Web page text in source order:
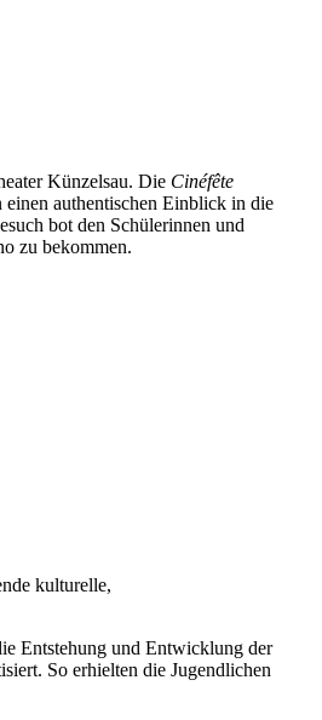
Künzelsau. Die Cinéfête
einen authentischen Einblick in die
bot den Schülerinnen und
zu bekommen.
kulturelle,
Entstehung und Entwicklung der
So erhielten die Jugendlichen